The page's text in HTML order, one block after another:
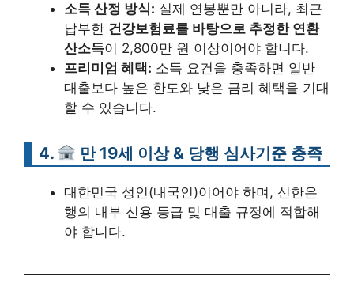
소득 산정 방식: 실제 연봉뿐만 아니라, 최근
납부한 건강보험료를 바탕으로 추정한 연환
산소득이 2,800만 원 이상이어야 합니다.
프리미엄 혜택: 소득 요건을 충족하면 일반
대출보다 높은 한도와 낮은 금리 혜택을 기대
할 수 있습니다.
4. 만 19세 이상 & 당행 심사기준 충족
대한민국 성인(내국인)이어야 하며, 신한은
행의 내부 신용 등급 및 대출 규정에 적합해
야 합니다.